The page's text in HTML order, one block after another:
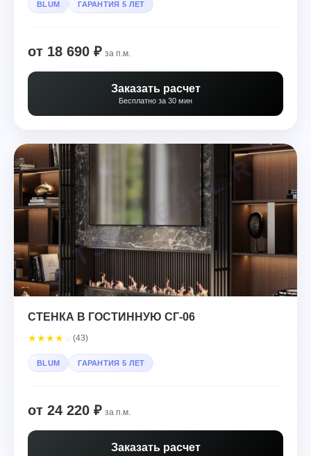
BLUM ГАРАНТИЯ 5 ЛЕТ
от 18 690 ₽ за п.м.
Заказать расчет
Бесплатно за 30 мин
СТЕНКА В ГОСТИННУЮ СГ-06
★★★★ (43)
BLUM ГАРАНТИЯ 5 ЛЕТ
от 24 220 ₽ за п.м.
Заказать расчет